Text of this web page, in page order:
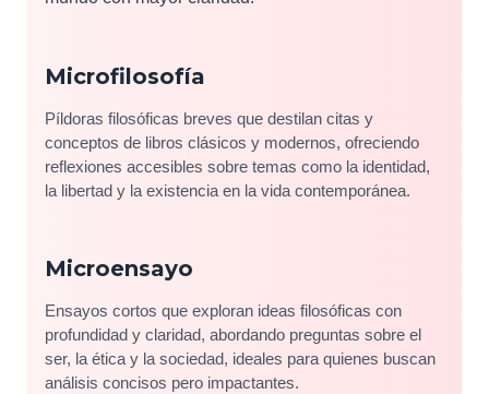
Microfilosofía
Píldoras filosóficas breves que destilan citas y
conceptos de libros clásicos y modernos, ofreciendo
reflexiones accesibles sobre temas como la identidad,
la libertad y la existencia en la vida contemporánea.
Microensayo
Ensayos cortos que exploran ideas filosóficas con
profundidad y claridad, abordando preguntas sobre el
ser, la ética y la sociedad, ideales para quienes buscan
análisis concisos pero impactantes.